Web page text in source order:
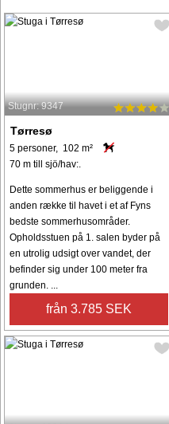
Stugnr: 9347
Tørresø
5 personer, 102 m²
70 m till sjö/hav:.
Dette sommerhus er beliggende i
anden række til havet i et af Fyns
bedste sommerhusområder.
Opholdsstuen på 1. salen byder på
en utrolig udsigt over vandet, der
befinder sig under 100 meter fra
grunden. ...
från 3.785 SEK